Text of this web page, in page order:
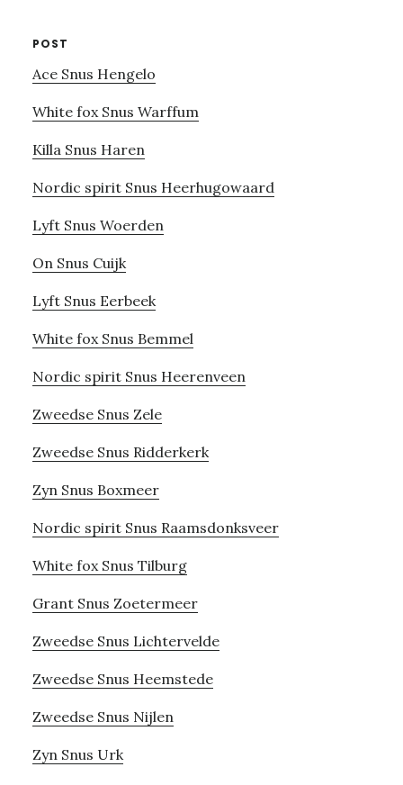
POST
Ace Snus Hengelo
White fox Snus Warffum
Killa Snus Haren
Nordic spirit Snus Heerhugowaard
Lyft Snus Woerden
On Snus Cuijk
Lyft Snus Eerbeek
White fox Snus Bemmel
Nordic spirit Snus Heerenveen
Zweedse Snus Zele
Zweedse Snus Ridderkerk
Zyn Snus Boxmeer
Nordic spirit Snus Raamsdonksveer
White fox Snus Tilburg
Grant Snus Zoetermeer
Zweedse Snus Lichtervelde
Zweedse Snus Heemstede
Zweedse Snus Nijlen
Zyn Snus Urk